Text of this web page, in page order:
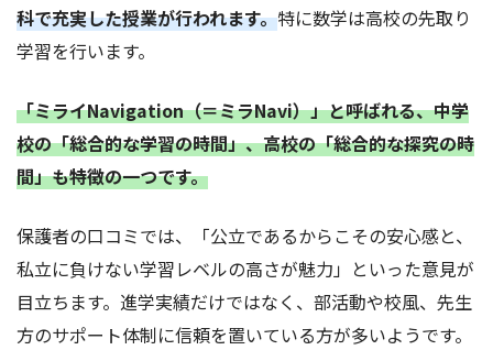
科で充実した授業が行われます。特に数学は高校の先取り
学習を行います。
「ミライNavigation（＝ミラNavi）」と呼ばれる、中学
校の「総合的な学習の時間」、高校の「総合的な探究の時
間」も特徴の一つです。
保護者の口コミでは、「公立であるからこその安心感と、
私立に負けない学習レベルの高さが魅力」といった意見が
目立ちます。進学実績だけではなく、部活動や校風、先生
方のサポート体制に信頼を置いている方が多いようです。